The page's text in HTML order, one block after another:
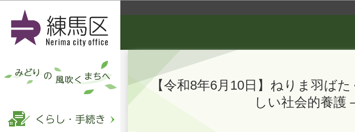
【令和8年6月10日】ねりま羽ば
しい社会的養護